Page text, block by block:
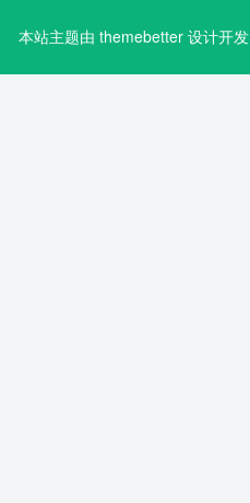
本站主题由 themebetter 设计开发